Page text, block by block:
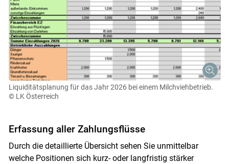
Liquiditätsplanung für das Jahr 2026 bei einem Milchviehbetrieb.
© LK Österreich
Erfassung aller Zahlungsflüsse
Durch die detaillierte Übersicht sehen Sie unmittelbar
welche Positionen sich kurz- oder langfristig stärker